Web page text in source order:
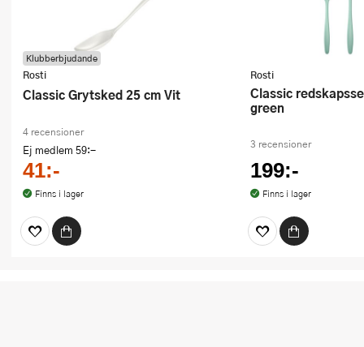
Klubberbjudande
Rosti
Classic Grytsked 25 cm Vit
4 recensioner
Ej medlem 59:-
41:-
Finns i lager
Rosti
Classic redskapsset 3 delar nordic
green
3 recensioner
199:-
Finns i lager